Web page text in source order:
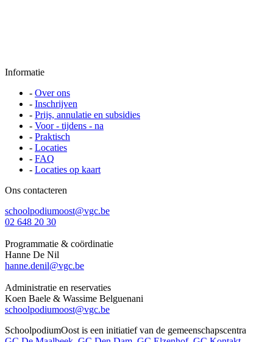
Informatie
- Over ons
- Inschrijven
- Prijs, annulatie en subsidies
- Voor - tijdens - na
- Praktisch
- Locaties
- FAQ
- Locaties op kaart
Ons contacteren
schoolpodiumoost@vgc.be
02 648 20 30
Programmatie & coördinatie
Hanne De Nil
hanne.denil@vgc.be
Administratie en reservaties
Koen Baele & Wassime Belguenani
schoolpodiumoost@vgc.be
SchoolpodiumOost is een initiatief van de gemeenschapscentra